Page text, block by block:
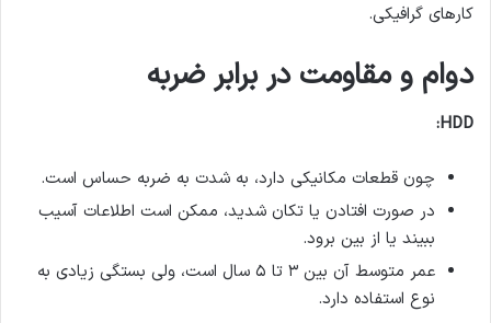
کارهای گرافیکی.
دوام و مقاومت در برابر ضربه
HDD:
چون قطعات مکانیکی دارد، به شدت به ضربه حساس است.
در صورت افتادن یا تکان شدید، ممکن است اطلاعات آسیب
ببیند یا از بین برود.
عمر متوسط آن بین ۳ تا ۵ سال است، ولی بستگی زیادی به
نوع استفاده دارد.